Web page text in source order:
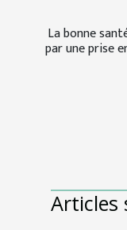
La bonne
par une prise
Articles